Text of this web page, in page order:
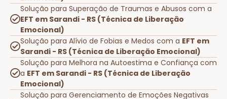
Solução para Superação de Traumas e Abusos com a
EFT em Sarandi - RS (Técnica de Liberação
Emocional)
Solução para Alívio de Fobias e Medos com a EFT em
Sarandi - RS (Técnica de Liberação Emocional)
Solução para Melhora na Autoestima e Confiança com
a EFT em Sarandi - RS (Técnica de Liberação
Emocional)
Solução para Gerenciamento de Emoções Negativas